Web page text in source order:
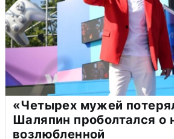
«Четырех мужей
Шаляпин проболтался о
возлюбленной